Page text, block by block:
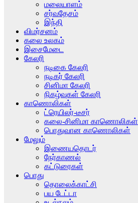
மலையாளம்
சர்வதேசம்
இந்தி
விமர்சனம்
கலை உலகம்
இசைமேடை
கேலரி
நடிகை கேலரி
நடிகர் கேலரி
சினிமா கேலரி
நிகழ்வுகள் கேலரி
காணொலிகள்
ட்ரெயிலர்-டீசர்
கலை-சினிமா காணொலிகள்
பொதுவான காணொலிகள்
மேலும்
இணையதொடர்
நேர்காணல்
கட்டுரைகள்
பொது
தொலைக்காட்சி
பய டேட்டா